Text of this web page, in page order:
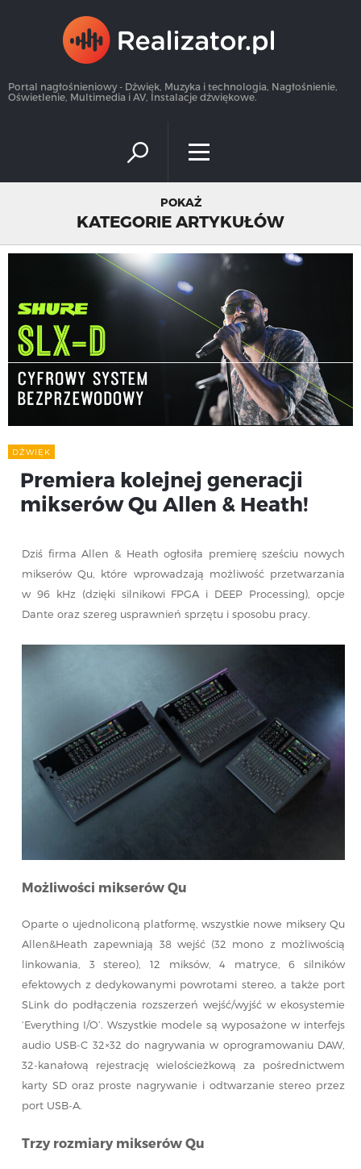
Portal nagłośnieniowy - Dźwięk, Muzyka i technologia, Nagłośnienie,
Oświetlenie, Multimedia i AV, Instalacje dźwiękowe.
POKAŻ
KATEGORIE ARTYKUŁÓW
DŹWIĘK
Premiera kolejnej generacji
mikserów Qu Allen & Heath!
Dziś firma Allen & Heath ogłosiła premierę sześciu nowych
mikserów Qu, które wprowadzają możliwość przetwarzania
w 96 kHz (dzięki silnikowi FPGA i DEEP Processing), opcje
Dante oraz szereg usprawnień sprzętu i sposobu pracy.
Możliwości mikserów Qu
Oparte o ujednoliconą platformę, wszystkie nowe miksery Qu
Allen&Heath zapewniają 38 wejść (32 mono z możliwością
linkowania, 3 stereo), 12 miksów, 4 matryce, 6 silników
efektowych z dedykowanymi powrotami stereo, a także port
SLink do podłączenia rozszerzeń wejść/wyjść w ekosystemie
‘Everything I/O’. Wszystkie modele są wyposażone w interfejs
audio USB-C 32×32 do nagrywania w oprogramowaniu DAW,
32-kanałową rejestrację wielościeżkową za pośrednictwem
karty SD oraz proste nagrywanie i odtwarzanie stereo przez
port USB-A.
Trzy rozmiary mikserów Qu